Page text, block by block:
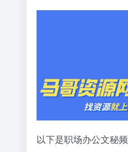
以下是职场办公文秘